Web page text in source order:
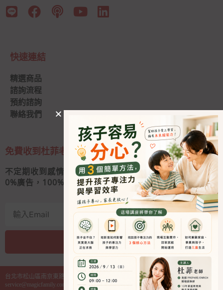
快速連結
精選商品
諮詢流程
預約諮詢
聯絡我們
免費收到杜菲老師的私人信
不定期收到感情秘訣和婚姻經營心法
0%廣告，100%好內容
我要收信
l
t台北市松山區南京東路四段130號2樓之1
service@magicfamily.com.tw